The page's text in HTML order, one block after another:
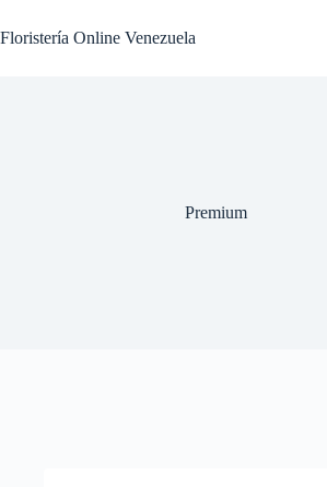
Floristería Online Venezuela
Premium